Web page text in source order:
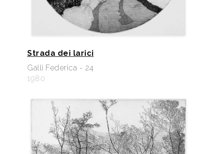
Strada dei larici
Galli Federica - 24
1980